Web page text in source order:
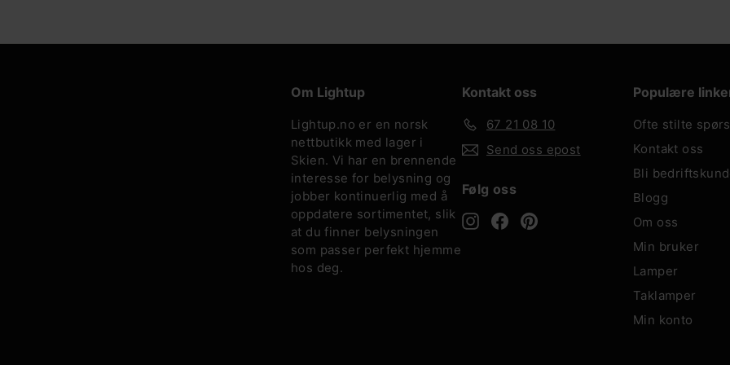
5
Om Lightup
Lightup.no er en norsk
nettbutikk med lager i
Skien. Vi har en brennende
interesse for belysning og
jobber kontinuerlig med å
oppdatere sortimentet, slik
at du finner belysningen
som passer perfekt hjemme
hos deg.
Kontakt oss
67 21 08 10
Send oss epost
Følg oss
Instagram
FacebookPinterest
Populære
Ofte stilte
Kontakt oss
Bli
Blogg
Om oss
Min bruker
Lamper
Taklamper
Min konto